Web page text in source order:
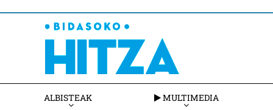
ALBISTEAK MULTIMEDIA